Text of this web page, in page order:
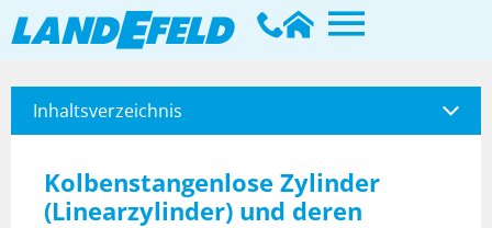
Inhaltsverzeichnis
Kolbenstangenlose Zylinder
(Linearzylinder) und deren